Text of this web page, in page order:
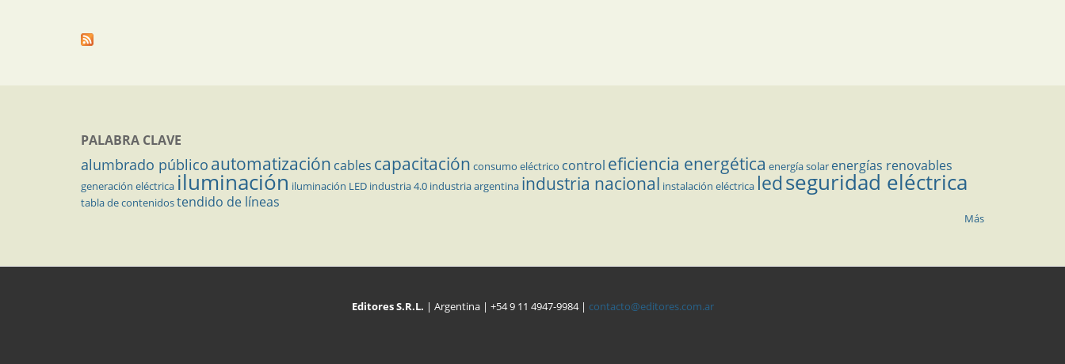
PALABRA CLAVE
alumbrado público automatización cables capacitación consumo eléctrico control eficiencia energética energía solar energías renovables
generación eléctrica iluminación iluminación LED industria 4.0 industria argentina industria nacional instalación eléctrica ledseguridad eléctrica
tabla de contenidostendido de líneas
Más
Editores S.R.L. | Argentina | +54 9 11 4947-9984 | contacto@editores.com.ar